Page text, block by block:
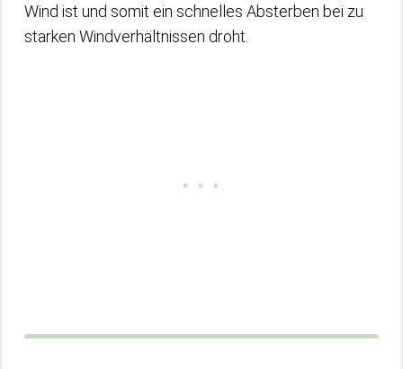
Wind ist und somit ein schnelles Absterben bei zu
starken Windverhältnissen droht.